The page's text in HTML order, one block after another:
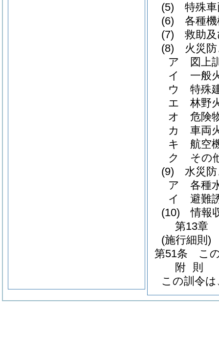
(5)
特殊
(6)
各種
(7)
救助
(8)
火災
ア
図上
イ
一般
ウ
特殊
エ
林野
オ
危険
カ
車両
キ
航空
ク
その
(9)
水災
ア
各種
イ
避難
(10)
情報
第13章
(施行細則)
第51条
こ
附 則
この訓令